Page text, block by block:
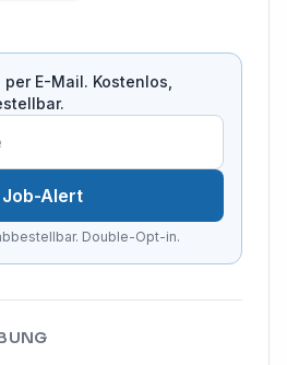
E-Mail. Kostenlos,
Job-Alert
Double-Opt-in.